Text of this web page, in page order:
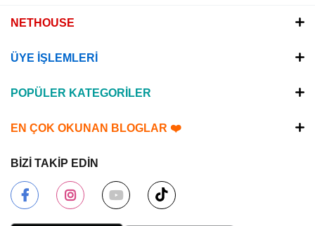
NETHOUSE
ÜYE İŞLEMLERİ
POPÜLER KATEGORİLER
EN ÇOK OKUNAN BLOGLAR ❤️
BİZİ TAKİP EDİN